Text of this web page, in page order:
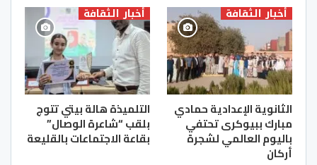
أخبار الثقافة
الثانوية الإعدادية حمادي
مبارك ببيوكرى تحتفي
باليوم العالمي لشجرة
أركان
أخبار الثقافة
التلميذة هالة بيتي تتوج
بلقب “شاعرة الوصال”
بقاعة الاجتماعات بالقليعة